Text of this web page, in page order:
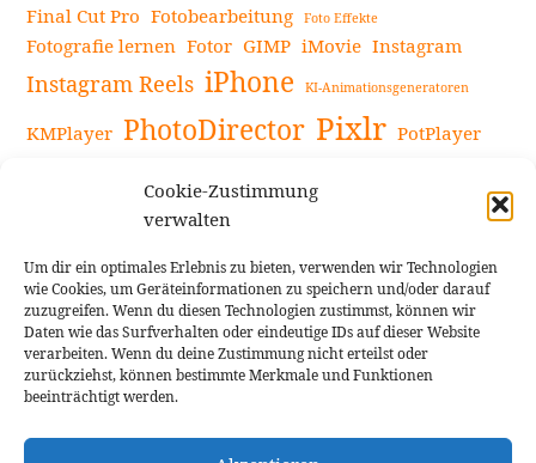
Cookie-Zustimmung
verwalten
Um dir ein optimales Erlebnis zu bieten, verwenden wir Technologien
wie Cookies, um Geräteinformationen zu speichern und/oder darauf
zuzugreifen. Wenn du diesen Technologien zustimmst, können wir
Daten wie das Surfverhalten oder eindeutige IDs auf dieser Website
verarbeiten. Wenn du deine Zustimmung nicht erteilst oder
zurückziehst, können bestimmte Merkmale und Funktionen
beeinträchtigt werden.
Final Cut Pro Fotobearbeitung Foto Effekte
Fotografie lernen Fotor GIMP iMovie Instagram
Instagram Reels iPhone KI-Animationsgeneratoren
KMPlayer PhotoDirector Pixlr PotPlayer
Snapseed
Videoaufnahmen Tipps Videobearbeitung
Videoeffekte Vlogit YouTube-Kanal YouTube-Videos